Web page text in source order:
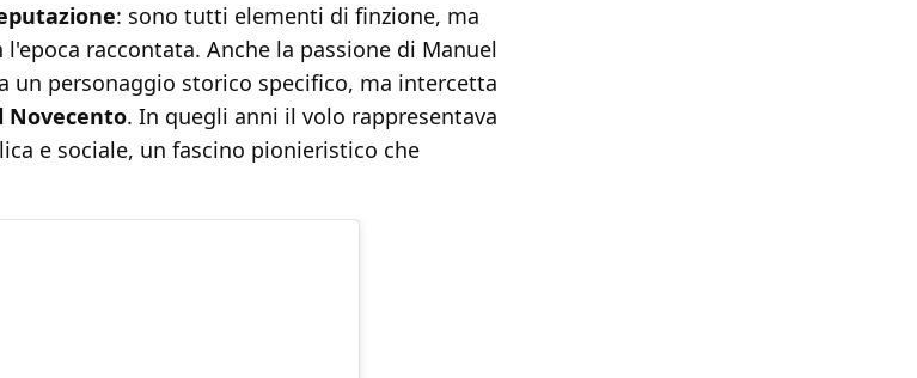
: sono tutti elementi di finzione, ma
raccontata. Anche la passione di Manuel
un personaggio storico specifico, ma intercetta
Novecento. In quegli anni il volo rappresentava
e sociale, un fascino pionieristico che